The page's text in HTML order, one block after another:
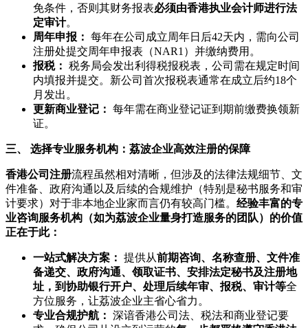
免条件，否则其财务报表必须由香港执业会计师进行法
定审计。
周年申报： 每年在公司成立周年日后42天内，需向公司
注册处提交周年申报表（NAR1）并缴纳费用。
报税： 税务局会发出利得税报税表，公司需在规定时间
内填报并提交。新公司首次报税表通常在成立后约18个
月发出。
更新商业登记： 每年需在商业登记证到期前缴费换领新
证。
三、 选择专业服务机构：荔波企业高效注册的保障
香港公司注册流程虽然相对清晰，但涉及的法律法规细节、文
件准备、政府沟通以及后续的合规维护（特别是秘书服务和审
计要求）对于非本地企业家而言仍有较高门槛。 经验丰富的专
业咨询服务机构（如为荔波企业量身打造服务的团队）的价值
正在于此：
一站式解决方案： 提供从前期咨询、名称查册、文件准
备递交、政府沟通、领取证书、安排法定秘书及注册地
址，到协助银行开户、处理后续年审、报税、审计等全
方位服务，让荔波企业主省心省力。
专业合规护航： 深谙香港公司法、税法和商业登记要